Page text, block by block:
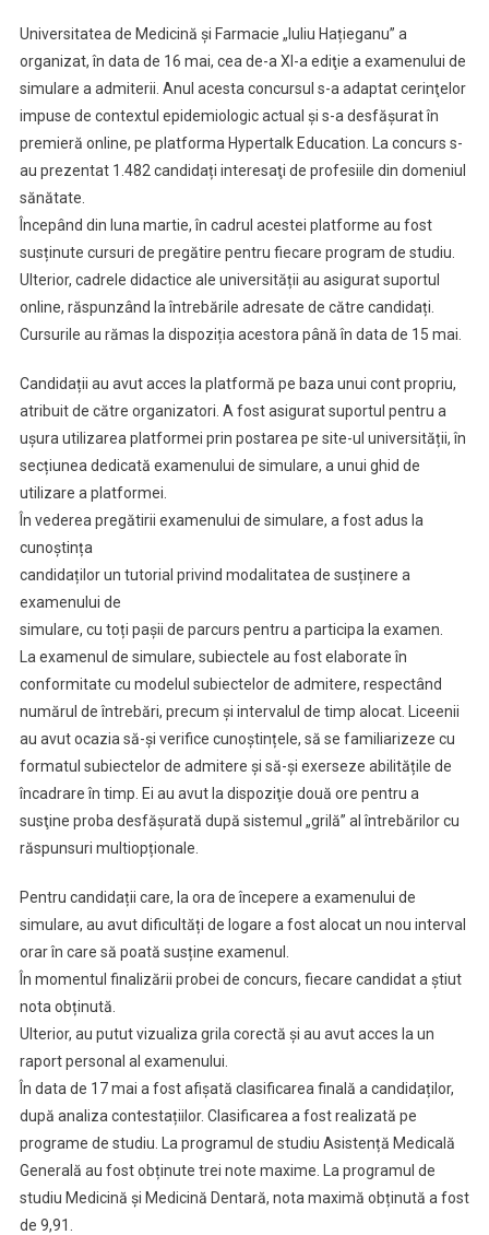
Universitatea de Medicină și Farmacie „Iuliu Hațieganu” a
organizat, în data de 16 mai, cea de-a XI-a ediţie a examenului de
simulare a admiterii. Anul acesta concursul s-a adaptat cerinţelor
impuse de contextul epidemiologic actual şi s-a desfăşurat în
premieră online, pe platforma Hypertalk Education. La concurs s-
au prezentat 1.482 candidați interesaţi de profesiile din domeniul
sănătate.
Începând din luna martie, în cadrul acestei platforme au fost
susținute cursuri de pregătire pentru fiecare program de studiu.
Ulterior, cadrele didactice ale universității au asigurat suportul
online, răspunzând la întrebările adresate de către candidați.
Cursurile au rămas la dispoziția acestora până în data de 15 mai.
Candidații au avut acces la platformă pe baza unui cont propriu,
atribuit de către organizatori. A fost asigurat suportul pentru a
ușura utilizarea platformei prin postarea pe site-ul universității, în
secțiunea dedicată examenului de simulare, a unui ghid de
utilizare a platformei.
În vederea pregătirii examenului de simulare, a fost adus la
cunoștința
candidaților un tutorial privind modalitatea de susținere a
examenului de
simulare, cu toți pașii de parcurs pentru a participa la examen.
La examenul de simulare, subiectele au fost elaborate în
conformitate cu modelul subiectelor de admitere, respectând
numărul de întrebări, precum și intervalul de timp alocat. Liceenii
au avut ocazia să-și verifice cunoștințele, să se familiarizeze cu
formatul subiectelor de admitere și să-și exerseze abilitățile de
încadrare în timp. Ei au avut la dispoziţie două ore pentru a
susţine proba desfăşurată după sistemul „grilă” al întrebărilor cu
răspunsuri multiopționale.
Pentru candidații care, la ora de începere a examenului de
simulare, au avut dificultăți de logare a fost alocat un nou interval
orar în care să poată susține examenul.
În momentul finalizării probei de concurs, fiecare candidat a știut
nota obținută.
Ulterior, au putut vizualiza grila corectă și au avut acces la un
raport personal al examenului.
În data de 17 mai a fost afișată clasificarea finală a candidaților,
după analiza contestațiilor. Clasificarea a fost realizată pe
programe de studiu. La programul de studiu Asistență Medicală
Generală au fost obținute trei note maxime. La programul de
studiu Medicină și Medicină Dentară, nota maximă obținută a fost
de 9,91.